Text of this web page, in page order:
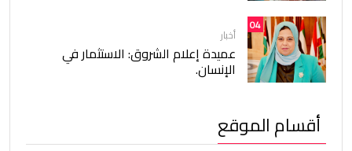
04
أخبار
عميدة إعلام الشروق: الاستثمار في
الإنسان.
أقسام الموقع